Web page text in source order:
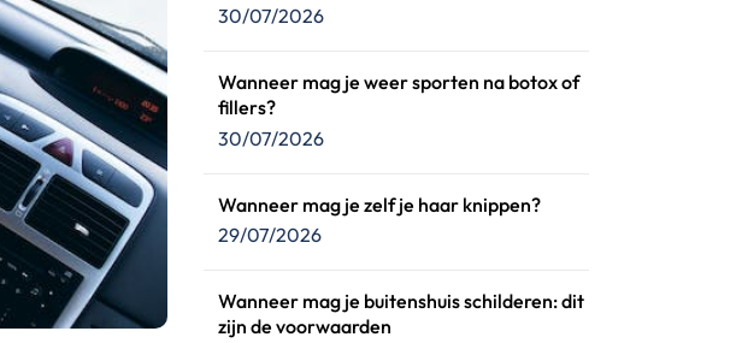
30/07/2026
Wanneer mag je weer sporten na botox of
fillers?
30/07/2026
Wanneer mag je zelf je haar knippen?
29/07/2026
Wanneer mag je buitenshuis schilderen: dit
zijn de voorwaarden